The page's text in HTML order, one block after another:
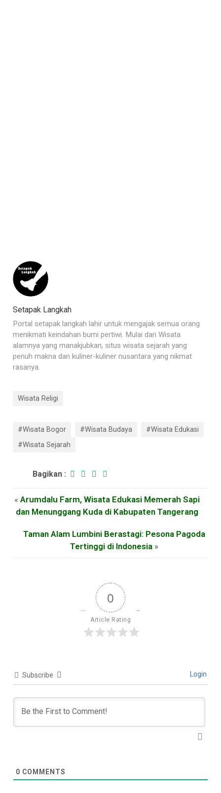
Setapak Langkah
Portal setapak langkah lahir untuk mengajak semua orang
menikmati keindahan bumi pertiwi. Mulai dari Wisata
alamnya yang manakjubkan, situs wisata sejarah yang
penuh makna dan kuliner-kuliner nusantara yang nikmat
rasanya.
Wisata Religi
#Wisata Bogor #Wisata Budaya
#Wisata Edukasi
#Wisata Sejarah
Bagikan :
« Arumdalu Farm, Wisata Edukasi Memerah Sapi
dan Menunggang Kuda di Kabupaten Tangerang
Taman Alam Lumbini Berastagi: Pesona Pagoda
Tertinggi di Indonesia »
0
Article Rating
Subscribe Login
0 COMMENTS